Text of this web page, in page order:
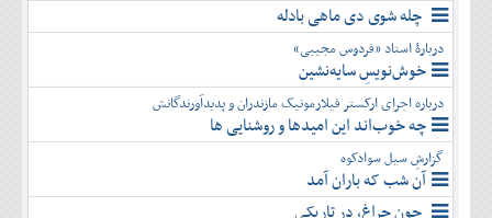
چله شوی دی ماهی بادله
دربارۀ استاد «فردوس مجیبی»
خوش‌نویسِ سایه‌نشین
درباره اجرای ارکستر فیلارمونیک مازندران و پدیدآورندگانش
چه خوب‌اند این امیدها و روشنایی ها
گزارشِ سیل سوادکوه
آن شب که باران آمد
چون چراغ، در تاریکی